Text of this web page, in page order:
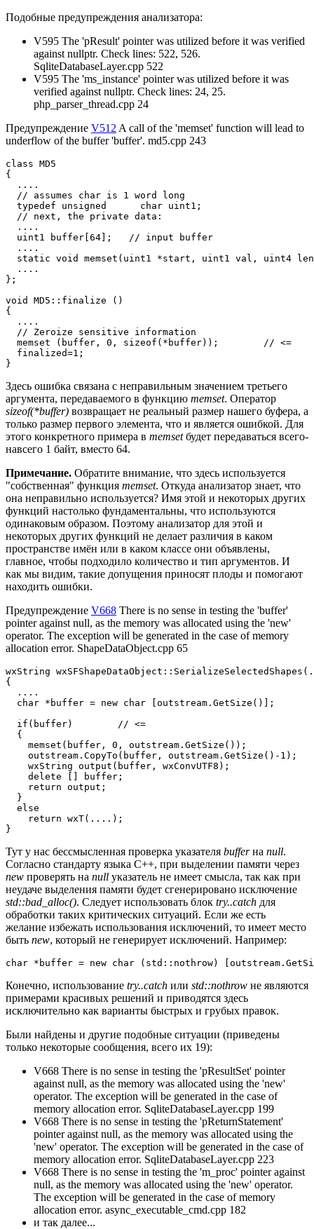
Подобные предупреждения анализатора:
V595 The 'pResult' pointer was utilized before it was verified
against nullptr. Check lines: 522, 526.
SqliteDatabaseLayer.cpp 522
V595 The 'ms_instance' pointer was utilized before it was
verified against nullptr. Check lines: 24, 25.
php_parser_thread.cpp 24
Предупреждение V512 A call of the 'memset' function will lead to
underflow of the buffer 'buffer'. md5.cpp 243
class MD5
{
  ....
  // assumes char is 1 word long
  typedef unsigned      char uint1;
  // next, the private data:
  ....
  uint1 buffer[64];   // input buffer
  ....
static void memset(uint1 *start, uint1 val, uint4
  ....
};
void MD5::finalize ()
{
  ....
  // Zeroize sensitive information
  memset (buffer, 0, sizeof(*buffer));        // <=
  finalized=1;
}
Здесь ошибка связана с неправильным значением третьего
аргумента, передаваемого в функцию memset. Оператор
sizeof(*buffer) возвращает не реальный размер нашего буфера, а
только размер первого элемента, что и является ошибкой. Для
этого конкретного примера в memsetбудет передаваться всего-
навсего 1 байт, вместо 64.
Примечание. Обратите внимание, что здесь используется
"собственная" функция memset. Откуда анализатор знает, что
она неправильно используется? Имя этой и некоторых других
функций настолько фундаментальны, что используются
одинаковым образом. Поэтому анализатор для этой и
некоторых других функций не делает различия в каком
пространстве имён или в каком классе они объявлены,
главное, чтобы подходило количество и тип аргументов. И
как мы видим, такие допущения приносят плоды и помогают
находить ошибки.
Предупреждение V668 There is no sense in testing the 'buffer'
pointer against null, as the memory was allocated using the 'new'
operator. The exception will be generated in the case of memory
allocation error. ShapeDataObject.cpp 65
wxString
{
  ....
  char *buffer = new char [outstream.GetSize()];
  if(buffer)        // <=
  {
    memset(buffer, 0, outstream.GetSize());
    outstream.CopyTo(buffer, outstream.GetSize()-1);
    wxString output(buffer, wxConvUTF8);
    delete [] buffer;
    return output;
  }
  else
    return wxT(....);
}
Тут у нас бессмысленная проверка указателя bufferна null.
Согласно стандарту языка C++, при выделении памяти через
new проверять на null указатель не имеет смысла, так как при
неудаче выделения памяти будет сгенерировано исключение
std::bad_alloc(). Следует использовать блок try..catch для
обработки таких критических ситуаций. Если же есть
желание избежать использования исключений, то имеет место
быть new, который не генерирует исключений. Например:
char *buffer = new char (std::nothrow)
Конечно, использование try..catch или std::nothrow не являются
примерами красивых решений и приводятся здесь
исключительно как варианты быстрых и грубых правок.
Были найдены и другие подобные ситуации (приведены
только некоторые сообщения, всего их 19):
V668 There is no sense in testing the 'pResultSet' pointer
against null, as the memory was allocated using the 'new'
operator. The exception will be generated in the case of
memory allocation error. SqliteDatabaseLayer.cpp 199
V668 There is no sense in testing the 'pReturnStatement'
pointer against null, as the memory was allocated using the
'new' operator. The exception will be generated in the case of
memory allocation error. SqliteDatabaseLayer.cpp 223
V668 There is no sense in testing the 'm_proc' pointer against
null, as the memory was allocated using the 'new' operator.
The exception will be generated in the case of memory
allocation error. async_executable_cmd.cpp 182
и так далее...